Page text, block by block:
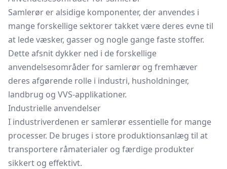
Samlerør er alsidige komponenter, der anvendes i
mange forskellige sektorer takket være deres evne til
at lede væsker, gasser og nogle gange faste stoffer.
Dette afsnit dykker ned i de forskellige
anvendelsesområder for samlerør og fremhæver
deres afgørende rolle i industri, husholdninger,
landbrug og VVS-applikationer.
Industrielle anvendelser
I industriverdenen er samlerør essentielle for mange
processer. De bruges i store produktionsanlæg til at
transportere råmaterialer og færdige produkter
sikkert og effektivt.